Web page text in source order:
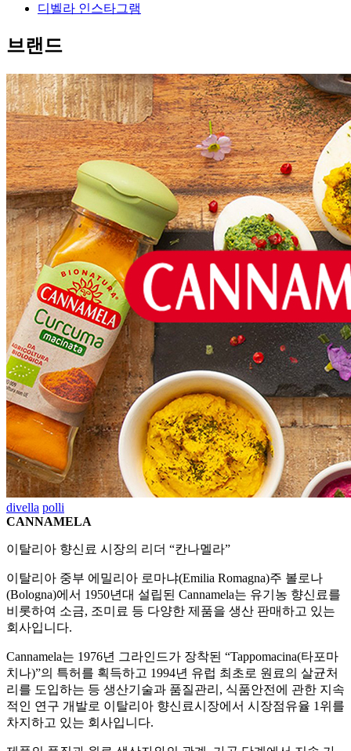
디벨라 인스타그램
브랜드
divella polli
CANNAMELA
이탈리아 향신료 시장의 리더 “칸나멜라”
이탈리아 중부 에밀리아 로마냐(Emilia Romagna)주 볼로나
(Bologna)에서 1950년대 설립된 Cannamela는 유기농 향신료를
비롯하여 소금, 조미료 등 다양한 제품을 생산 판매하고 있는
회사입니다.
Cannamela는 1976년 그라인드가 장착된 “Tappomacina(타포마
치나)”의 특허를 획득하고 1994년 유럽 최초로 원료의 살균처
리를 도입하는 등 생산기술과 품질관리, 식품안전에 관한 지속
적인 연구 개발로 이탈리아 향신료시장에서 시장점유율 1위를
차지하고 있는 회사입니다.